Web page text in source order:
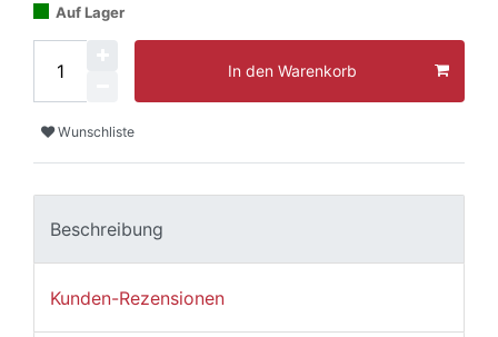
Auf Lager
In den Warenkorb
Wunschliste
Beschreibung
Kunden-Rezensionen